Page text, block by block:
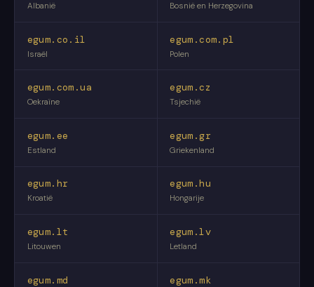
Albanië Bosnië en Herzegovina
egum.co.il
Israël
egum.com.pl
Polen
egum.com.ua
Oekraïne
egum.cz
Tsjechië
egum.ee
Estland
egum.gr
Griekenland
egum.hr
Kroatië
egum.hu
Hongarije
egum.lt
Litouwen
egum.lv
Letland
egum.md egum.mk